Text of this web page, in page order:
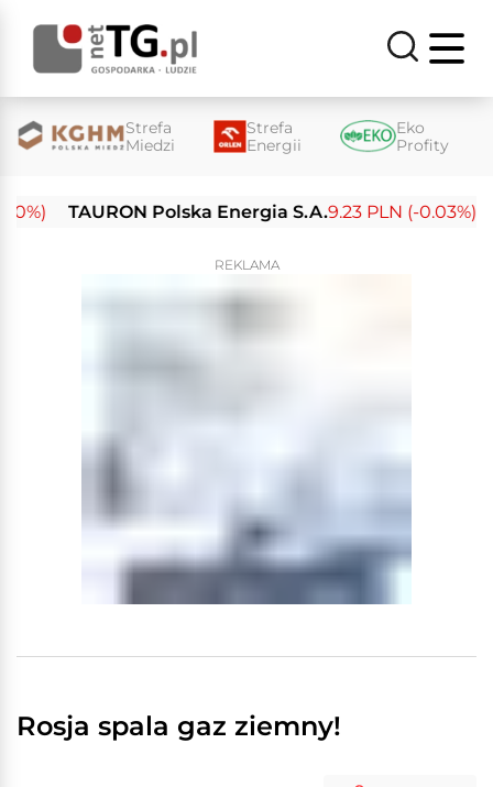
Strefa
Miedzi
Strefa
Energii
Eko
Profity
TAURON Polska Energia S.A.9.23 PLN (-0.03%)
REKLAMA
Rosja spala gaz ziemny!